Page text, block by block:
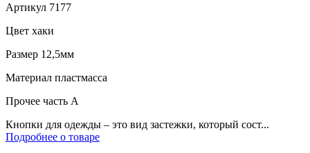
Артикул 7177
Цвет хаки
Размер 12,5мм
Материал пластмасса
Прочее часть A
Кнопки для одежды – это вид застежки, который сост...
Подробнее о товаре